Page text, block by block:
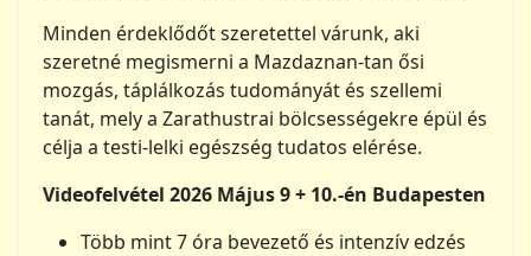
Minden érdeklődőt szeretettel várunk, aki
szeretné megismerni a Mazdaznan-tan ősi
mozgás, táplálkozás tudományát és szellemi
tanát, mely a Zarathustrai bölcsességekre épül és
célja a testi-lelki egészség tudatos elérése.
Videofelvétel 2026 Május 9 + 10.-én Budapesten
Több mint 7 óra bevezető és intenzív edzés